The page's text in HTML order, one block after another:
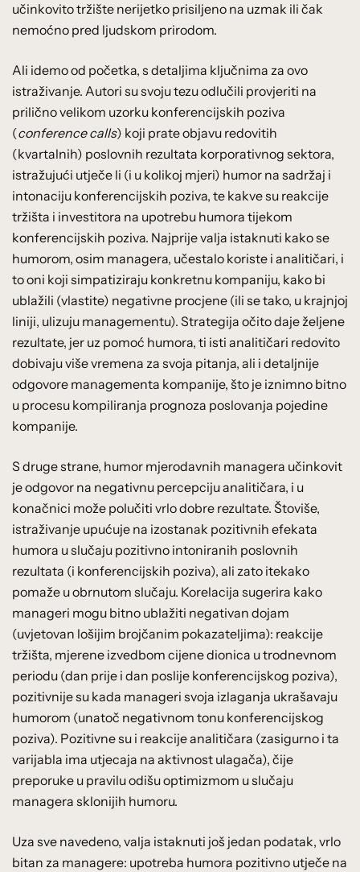
učinkovito tržište nerijetko prisiljeno na uzmak ili čak
nemoćno pred ljudskom prirodom.
Ali idemo od početka, s detaljima ključnima za ovo
istraživanje. Autori su svoju tezu odlučili provjeriti na
prilično velikom uzorku konferencijskih poziva
(conference calls) koji prate objavu redovitih
(kvartalnih) poslovnih rezultata korporativnog sektora,
istražujući utječe li (i u kolikoj mjeri) humor na sadržaj i
intonaciju konferencijskih poziva, te kakve su reakcije
tržišta i investitora na upotrebu humora tijekom
konferencijskih poziva. Najprije valja istaknuti kako se
humorom, osim managera, učestalo koriste i analitičari, i
to oni koji simpatiziraju konkretnu kompaniju, kako bi
ublažili (vlastite) negativne procjene (ili se tako, u krajnjoj
liniji, ulizuju managementu). Strategija očito daje željene
rezultate, jer uz pomoć humora, ti isti analitičari redovito
dobivaju više vremena za svoja pitanja, ali i detaljnije
odgovore managementa kompanije, što je iznimno bitno
u procesu kompiliranja prognoza poslovanja pojedine
kompanije.
S druge strane, humor mjerodavnih managera učinkovit
je odgovor na negativnu percepciju analitičara, i u
konačnici može polučiti vrlo dobre rezultate. Štoviše,
istraživanje upućuje na izostanak pozitivnih efekata
humora u slučaju pozitivno intoniranih poslovnih
rezultata (i konferencijskih poziva), ali zato itekako
pomaže u obrnutom slučaju. Korelacija sugerira kako
manageri mogu bitno ublažiti negativan dojam
(uvjetovan lošijim brojčanim pokazateljima): reakcije
tržišta, mjerene izvedbom cijene dionica u trodnevnom
periodu (dan prije i dan poslije konferencijskog poziva),
pozitivnije su kada manageri svoja izlaganja ukrašavaju
humorom (unatoč negativnom tonu konferencijskog
poziva). Pozitivne su i reakcije analitičara (zasigurno i ta
varijabla ima utjecaja na aktivnost ulagača), čije
preporuke u pravilu odišu optimizmom u slučaju
managera sklonijih humoru.
Uza sve navedeno, valja istaknuti još jedan podatak, vrlo
bitan za managere: upotreba humora pozitivno utječe na